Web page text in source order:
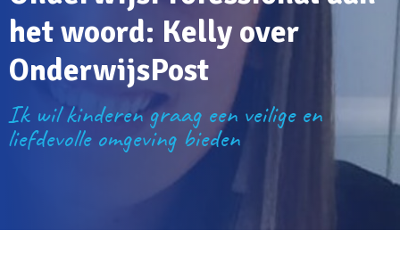
het woord: Kelly over
OnderwijsPost
Ik wil kinderen graag een veilige en
liefdevolle omgeving bieden